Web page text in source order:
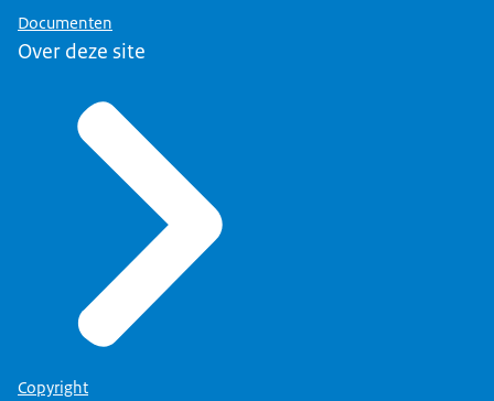
Documenten
Over deze site
Copyright